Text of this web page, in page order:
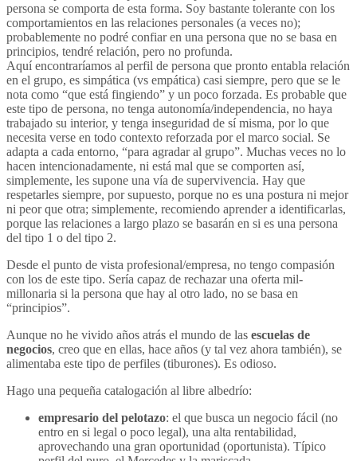
persona se comporta de esta forma. Soy bastante tolerante con los
comportamientos en las relaciones personales (a veces no);
probablemente no podré confiar en una persona que no se basa en
principios, tendré relación, pero no profunda.
Aquí encontraríamos al perfil de persona que pronto entabla relación
en el grupo, es simpática (vs empática) casi siempre, pero que se le
nota como “que está fingiendo” y un poco forzada. Es probable que
este tipo de persona, no tenga autonomía/independencia, no haya
trabajado su interior, y tenga inseguridad de sí misma, por lo que
necesita verse en todo contexto reforzada por el marco social. Se
adapta a cada entorno, “para agradar al grupo”. Muchas veces no lo
hacen intencionadamente, ni está mal que se comporten así,
simplemente, les supone una vía de supervivencia. Hay que
respetarles siempre, por supuesto, porque no es una postura ni mejor
ni peor que otra; simplemente, recomiendo aprender a identificarlas,
porque las relaciones a largo plazo se basarán en si es una persona
del tipo 1 o del tipo 2.
Desde el punto de vista profesional/empresa, no tengo compasión
con los de este tipo. Sería capaz de rechazar una oferta mil-
millonaria si la persona que hay al otro lado, no se basa en
“principios”.
Aunque no he vivido años atrás el mundo de las escuelas de
negocios, creo que en ellas, hace años (y tal vez ahora también), se
alimentaba este tipo de perfiles (tiburones). Es odioso.
Hago una pequeña catalogación al libre albedrío:
empresario del pelotazo: el que busca un negocio fácil (no
entro en si legal o poco legal), una alta rentabilidad,
aprovechando una gran oportunidad (oportunista). Típico